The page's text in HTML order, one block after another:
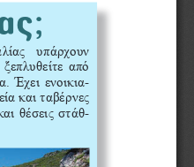
υπάρχουν
από
Έχει ενοικια-
και ταβέρνες
θέσεις στάθ-